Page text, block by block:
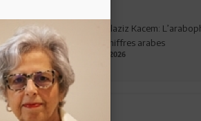
Abdelaziz Kacem:
aux chiffres arabes
09.07.2026